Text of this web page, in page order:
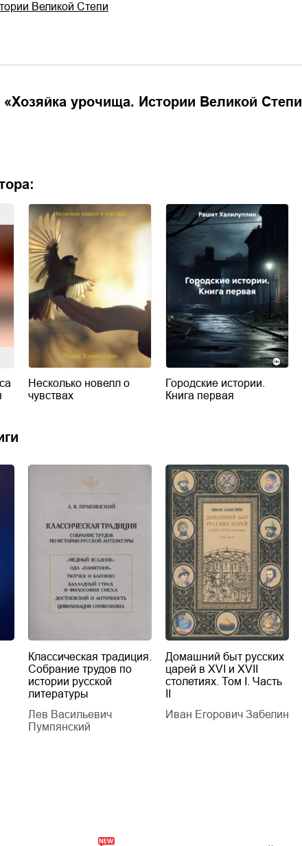
Великой Степи
«Хозяйка урочища. Истории Великой Степи
Несколько новелл о
чувствах
Городские истории.
Книга первая
Классическая традиция.
Собрание трудов по
истории русской
литературы
Лев Васильевич
Пумпянский
Домашний быт русских
царей в XVI и XVII
столетиях. Том I. Часть
Иван Егорович Забелин